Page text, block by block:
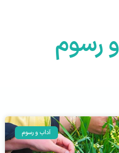
رسوم
آداب و رسوم